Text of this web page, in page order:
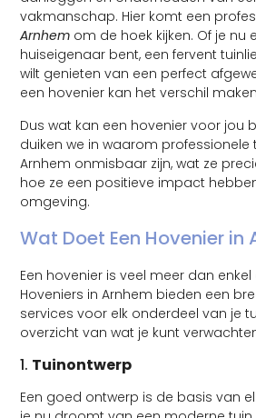
vakmanschap. Hier komt een
Arnhem om de hoek kijken. Of je nu
huiseigenaar bent, een fervent
wilt genieten van een perfect
een hovenier kan het verschil
Dus wat kan een hovenier voor jou
duiken we in waarom professionele
Arnhem onmisbaar zijn, wat ze
hoe ze een positieve impact
omgeving.
Wat Doet Een Hovenier in
Een hovenier is veel meer dan enkel
Hoveniers in Arnhem bieden een
services voor elk onderdeel van je
overzicht van wat je kunt
1. Tuinontwerp
Een goed ontwerp is de basis van